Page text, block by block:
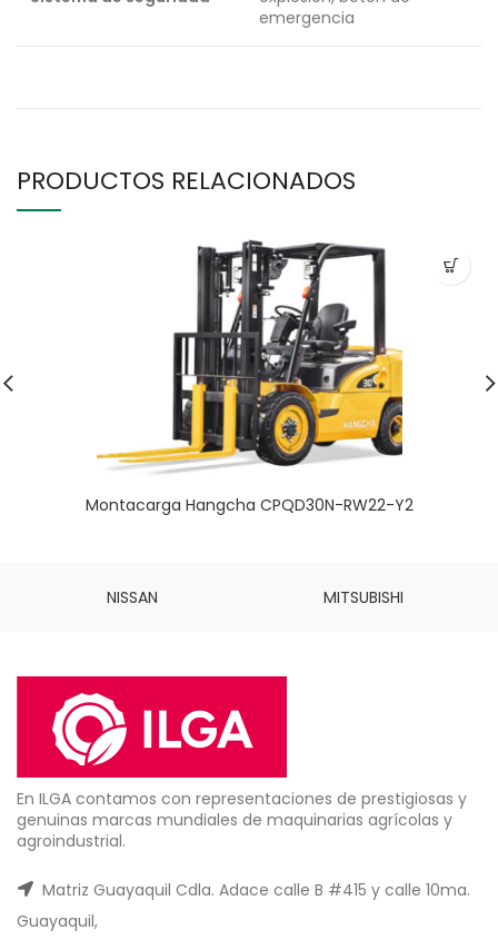
emergencia
PRODUCTOS RELACIONADOS
Montacarga Hangcha CPQD30N-RW22-Y2
NISSAN MITSUBISHI
En ILGA contamos con representaciones de prestigiosas y
genuinas marcas mundiales de maquinarias agrícolas y
agroindustrial.
Matriz Guayaquil Cdla. Adace calle B #415 y calle 10ma.
Guayaquil,